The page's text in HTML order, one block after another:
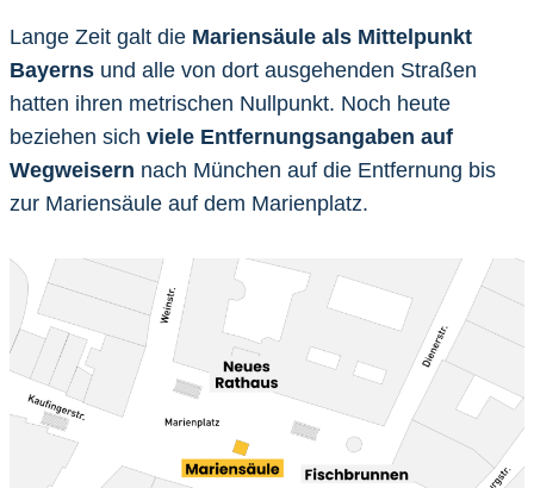
Lange Zeit galt die Mariensäule als Mittelpunkt
Bayerns und alle von dort ausgehenden Straßen
hatten ihren metrischen Nullpunkt. Noch heute
beziehen sich viele Entfernungsangaben auf
Wegweisern nach München auf die Entfernung bis
zur Mariensäule auf dem Marienplatz.